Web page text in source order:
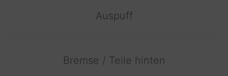
Auspuff
Bremse / Teile hinten